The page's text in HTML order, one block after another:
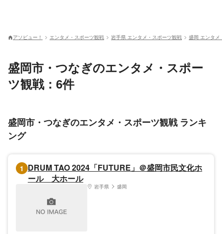
アソビュー！ エンタメ・スポーツ観戦 岩手県 エンタメ・スポーツ観戦 盛岡 エンタメ
盛岡市・つなぎのエンタメ・スポー
ツ観戦：6件
盛岡市・つなぎのエンタメ・スポーツ観戦 ランキ
ング
1 DRUM TAO 2024「FUTURE」＠盛岡市民文化ホ
ール 大ホール
岩手県 盛岡